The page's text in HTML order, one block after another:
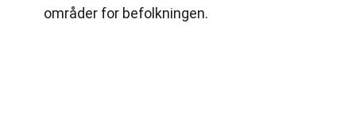
områder for befolkningen.